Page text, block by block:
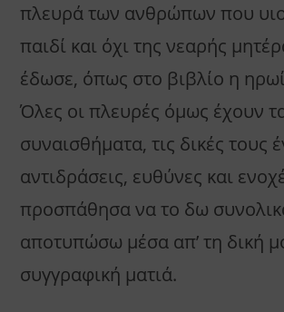
πλευρά των ανθρώπων που
παιδί και όχι της νεαρής
έδωσε, όπως στο βιβλίο η
Όλες οι πλευρές όμως έχουν
συναισθήματα, τις δικές τους
αντιδράσεις, ευθύνες και
προσπάθησα να το δω
αποτυπώσω μέσα απ’ τη δική
συγγραφική ματιά.